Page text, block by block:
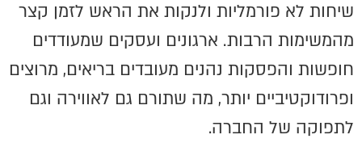
שיחות לא פורמליות ולנקות את הראש לזמן קצר
מהמשימות הרבות. ארגונים ועסקים שמעודדים
חופשות והפסקות נהנים מעובדים בריאים, מרוצים
ופרודוקטיביים יותר, מה שתורם גם לאווירה וגם
לתפוקה של החברה.